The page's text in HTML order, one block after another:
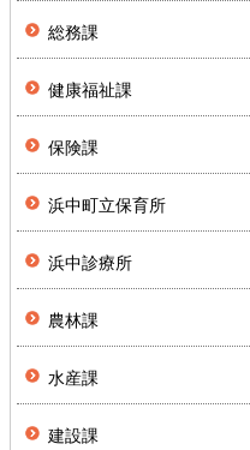
総務課
健康福祉課
保険課
浜中町立保育所
浜中診療所
農林課
水産課
建設課